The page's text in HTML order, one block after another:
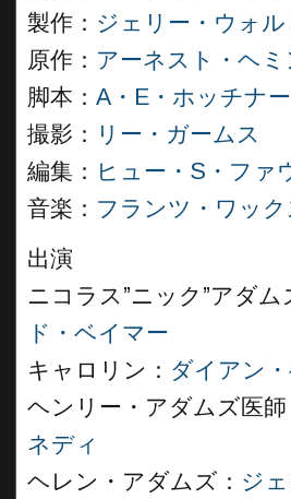
製作： ジェリー・ウォル
原作： アーネスト・ヘ
脚本： A・E・ホッチナー
撮影： リー・ガームス
編集： ヒュー・S・ファ
音楽： フランツ・ワッ
出演
ニコラス”ニック”アダム
ド・ベイマー
キャロリン： ダイアン
ヘンリー・アダムズ医師
ネディ
ヘレン・アダムズ： ジ